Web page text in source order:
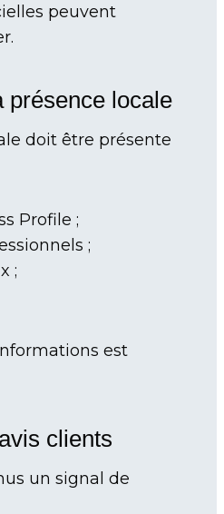
peuvent
présence locale
doit être présente
Profile ;
;
;
est
clients
un signal de